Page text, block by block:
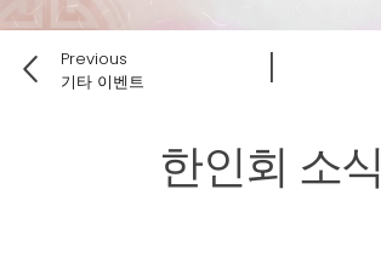
Previous
기타 이벤트
한인회 소식